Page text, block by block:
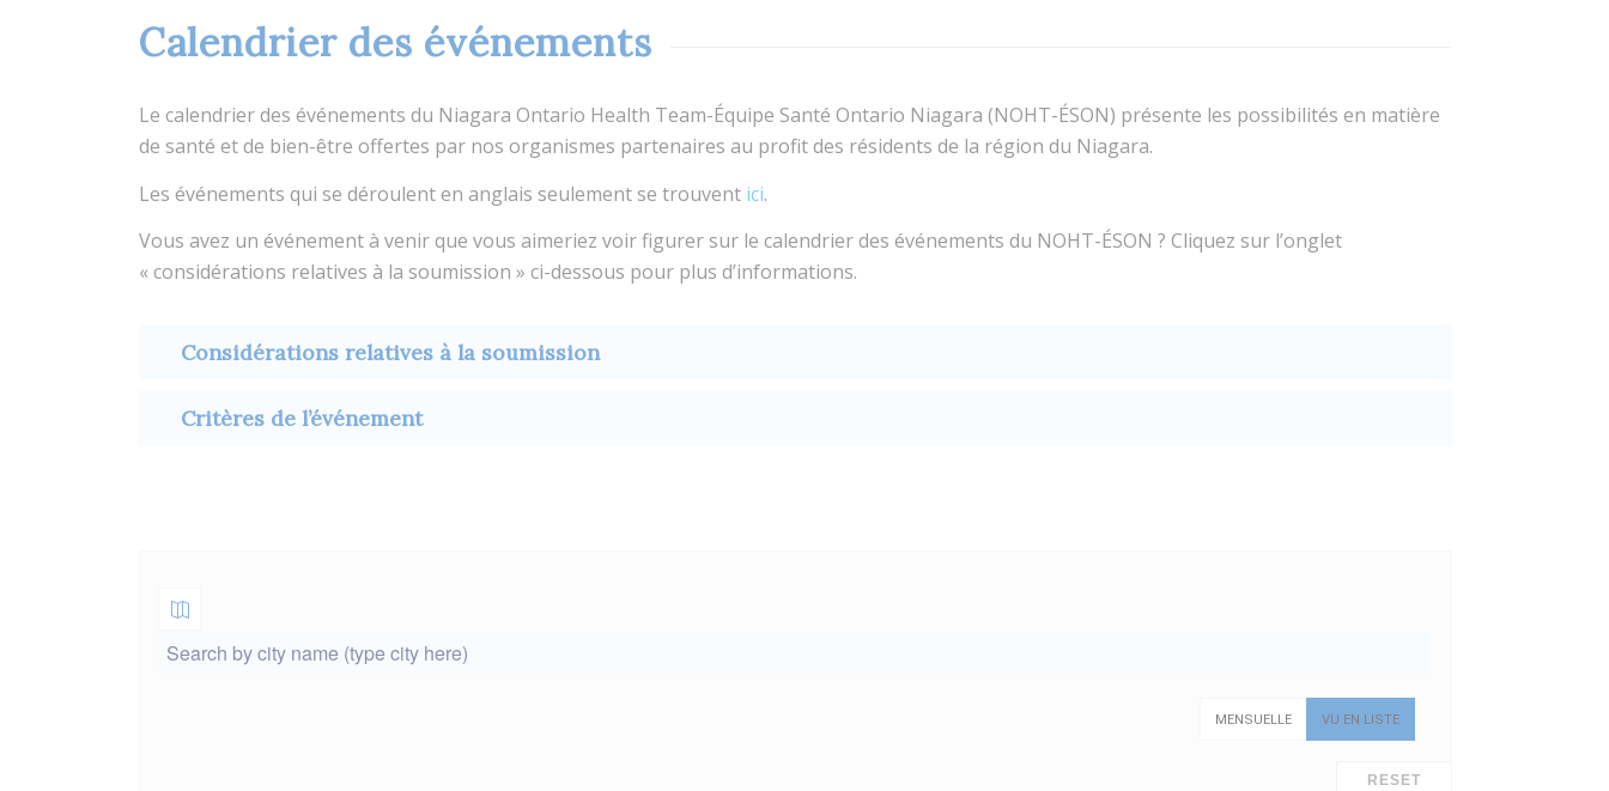
Calendrier des événements
Le calendrier des événements du Niagara Ontario Health Team-Équipe Santé Ontario Niagara (NOHT-ÉSON) présente les possibilités en matière
de santé et de bien-être offertes par nos organismes partenaires au profit des résidents de la région du Niagara.
Les événements qui se déroulent en anglais seulement se trouvent ici.
Vous avez un événement à venir que vous aimeriez voir figurer sur le calendrier des événements du NOHT-ÉSON ? Cliquez sur l’onglet
« considérations relatives à la soumission » ci-dessous pour plus d’informations.
Considérations relatives à la soumission
Critères de l’événement
RESET
MENSUELLE VU EN LISTE